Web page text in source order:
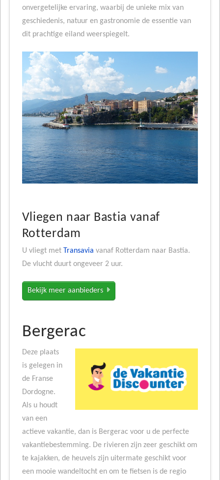
onvergetelijke ervaring, waarbij de unieke mix van
geschiedenis, natuur en gastronomie de essentie van
dit prachtige eiland weerspiegelt.
Vliegen naar Bastia vanaf
Rotterdam
U vliegt met Transavia vanaf Rotterdam naar Bastia.
De vlucht duurt ongeveer 2 uur.
Bekijk meer aanbieders
Bergerac
Deze plaats
is gelegen in
de Franse
Dordogne.
Als u houdt
van een
actieve vakantie, dan is Bergerac voor u de perfecte
vakantiebestemming. De rivieren zijn zeer geschikt om
te kajakken, de heuvels zijn uitermate geschikt voor
een mooie wandeltocht en om te fietsen is de regio